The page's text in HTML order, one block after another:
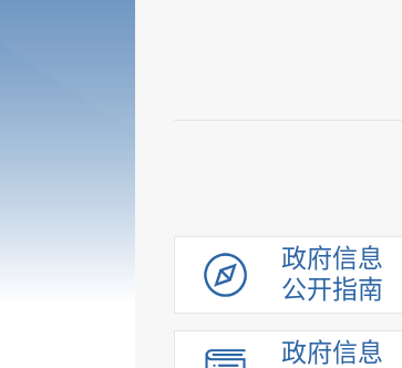
政府信息
公开指南
政府信息